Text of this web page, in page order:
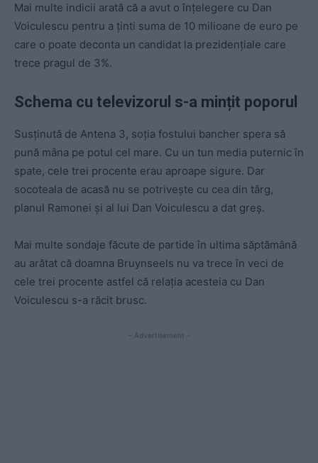
Mai multe indicii arată că a avut o înțelegere cu Dan
Voiculescu pentru a ținti suma de 10 milioane de euro pe
care o poate deconta un candidat la prezidențiale care
trece pragul de 3%.
Schema cu televizorul s-a mințit poporul
Susținută de Antena 3, soția fostului bancher spera să
pună mâna pe potul cel mare. Cu un tun media puternic în
spate, cele trei procente erau aproape sigure. Dar
socoteala de acasă nu se potrivește cu cea din târg,
planul Ramonei și al lui Dan Voiculescu a dat greș.
Mai multe sondaje făcute de partide în ultima săptămână
au arătat că doamna Bruynseels nu va trece în veci de
cele trei procente astfel că relația acesteia cu Dan
Voiculescu s-a răcit brusc.
- Advertisement -